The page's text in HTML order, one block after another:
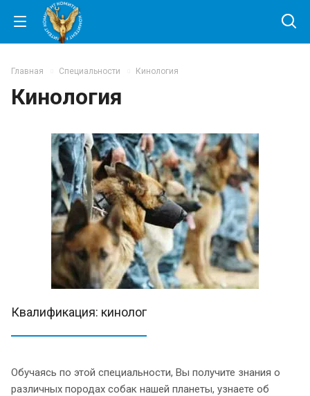
Главная Специальности Кинология
Кинология
Квалификация: кинолог
Обучаясь по этой специальности, Вы получите знания о
различных породах собак нашей планеты, узнаете об